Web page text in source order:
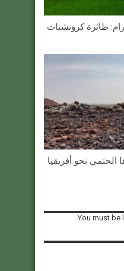
2026” بإن قزام: طائرة كرونشتات
الحتمي نحو أفريقيا
You must be